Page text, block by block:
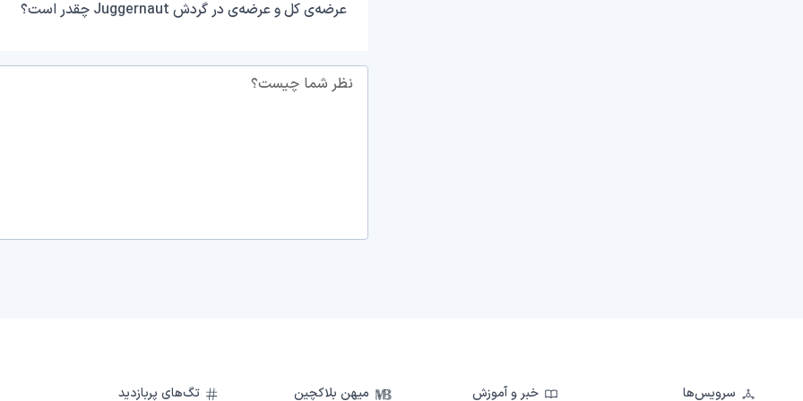
عرضه‌ی کل و عرضه‌ی در گردش Juggernaut چقدر است؟
نظر شما چیست؟
سرویس‌ها خبر و آموزش میهن بلاکچین تگ‌های پربازدید